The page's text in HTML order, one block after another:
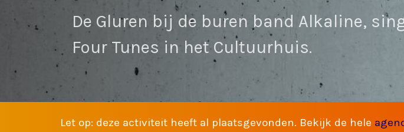
De Gluren bij de buren band Alkaline,
Four Tunes in het Cultuurhuis.
Let op: deze activiteit heeft al plaatsgevonden. Bekijk de hele